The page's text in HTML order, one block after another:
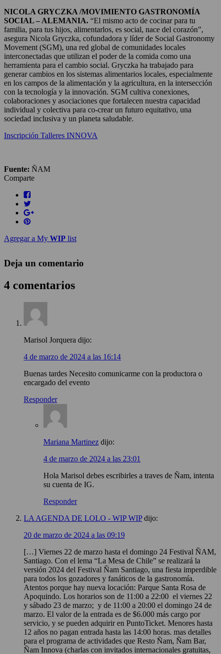
NICOLA GRYCZKA /MOVIMIENTO GASTRONOMÍA
SOCIAL – ALEMANIA. “El mismo acto de cocinar para tu
familia, para tus hijos, alimentarlos, es social, nace del corazón”,
asegura Nicola Gryczka, cofundadora y líder de Social Gastronomy
Movement (SGM), una red global de comunidades locales
interconectadas que utilizan el poder de la comida como una
herramienta para el cambio social. Gryczka ha trabajado para
generar cambios en los sistemas alimentarios locales, especialmente
en los campos de la alimentación y la agricultura, en la intersección
con la tecnología y la innovación. SGM cultiva conexiones,
colaboraciones y asociaciones que fortalecen nuestra capacidad
individual y colectiva para co-crear un futuro equitativo, una
sociedad inclusiva y un planeta saludable.
Inscripción Talleres INNOVA
Fuente: ÑAM
Comparte
Agregar a My WIP list
Deja un comentario
4 comentarios
Marisol Jorquera dijo:
4 de marzo de 2024 a las 16:14
Buenas tardes Necesito comunicarme con la productora o
encargado del evento
Responder
Mariana Martinez dijo:
4 de marzo de 2024 a las 23:01
Hola Marisol debes escribirles a traves de Ñam, intenta
su cuenta de IG.
Responder
LA AGENDA DE LOLO - WIP WIP dijo:
20 de marzo de 2024 a las 09:19
[…] Viernes 22 de marzo hasta el domingo 24 Festival ÑAM,
Santiago. Con el lema “La Mesa de Chile” se realizará la
versión 2024 del Festival Ñam Santiago, una fiesta imperdible
para todos los gozadores y fanáticos de la gastronomía.
Atentos porque hay nueva locación: Parque Santa Rosa de
Apoquindo. Los horarios son de 11:00 a 22:00 el viernes 22
y sábado 23 de marzo; y de 11:00 a 20:00 el domingo 24 de
marzo. El valor de la entrada es de $6.000 más cargo por
servicio, y se pueden adquirir en PuntoTicket. Menores hasta
12 años no pagan entrada hasta las 14:00 horas. mas detalles
para el programa de actividades que Resto Ñam, Ñam Bar,
Ñam Innova (charlas con invitados internacionales gratuitas,